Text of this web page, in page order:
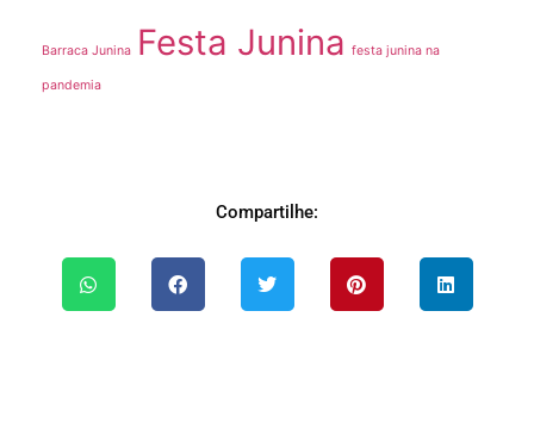
Barraca Junina Festa Junina festa junina na
pandemia
Compartilhe: